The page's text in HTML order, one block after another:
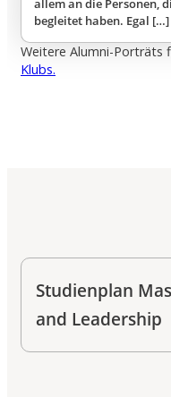
allem an die Personen,
begleitet haben. Egal […]
Weitere Alumni-Porträts
Klubs.
Studienplan
and Leadership